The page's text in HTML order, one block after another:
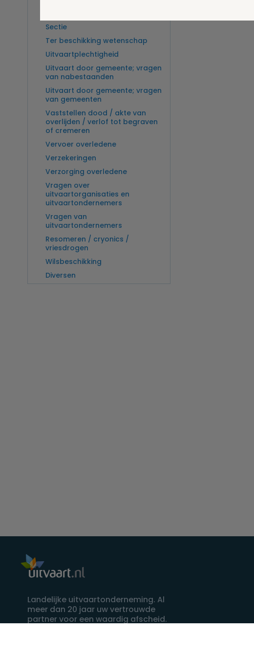
Sectie
Ter beschikking wetenschap
Uitvaartplechtigheid
Uitvaart door gemeente; vragen
van nabestaanden
Uitvaart door gemeente; vragen
van gemeenten
Vaststellen dood / akte van
overlijden / verlof tot begraven
of cremeren
Vervoer overledene
Verzekeringen
Verzorging overledene
Vragen over
uitvaartorganisaties en
uitvaartondernemers
Vragen van
uitvaartondernemers
Resomeren / cryonics /
vriesdrogen
Wilsbeschikking
Diversen
Landelijke uitvaartonderneming. Al
meer dan 20 jaar uw vertrouwde
partner voor een waardig afscheid.